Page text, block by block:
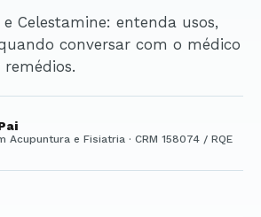
conversar com o médico
e Fisiatria · CRM 158074 / RQE